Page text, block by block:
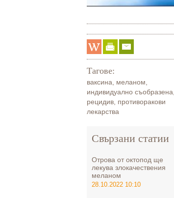
Тагове:
ваксина меланом
индивидуално съобразена
рецидив противоракови
лекарства
Свързани статии
Отрова от октопод ще
лекува злокачествения
меланом
28.10.2022 10:10